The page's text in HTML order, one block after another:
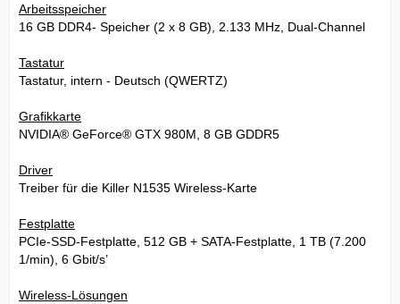
Arbeitsspeicher
16 GB DDR4- Speicher (2 x 8 GB), 2.133 MHz, Dual-Channel
Tastatur
Tastatur, intern - Deutsch (QWERTZ)
Grafikkarte
NVIDIA® GeForce® GTX 980M, 8 GB GDDR5
Driver
Treiber für die Killer N1535 Wireless-Karte
Festplatte
PCIe-SSD-Festplatte, 512 GB + SATA-Festplatte, 1 TB (7.200
1/min), 6 Gbit/s’
Wireless-Lösungen